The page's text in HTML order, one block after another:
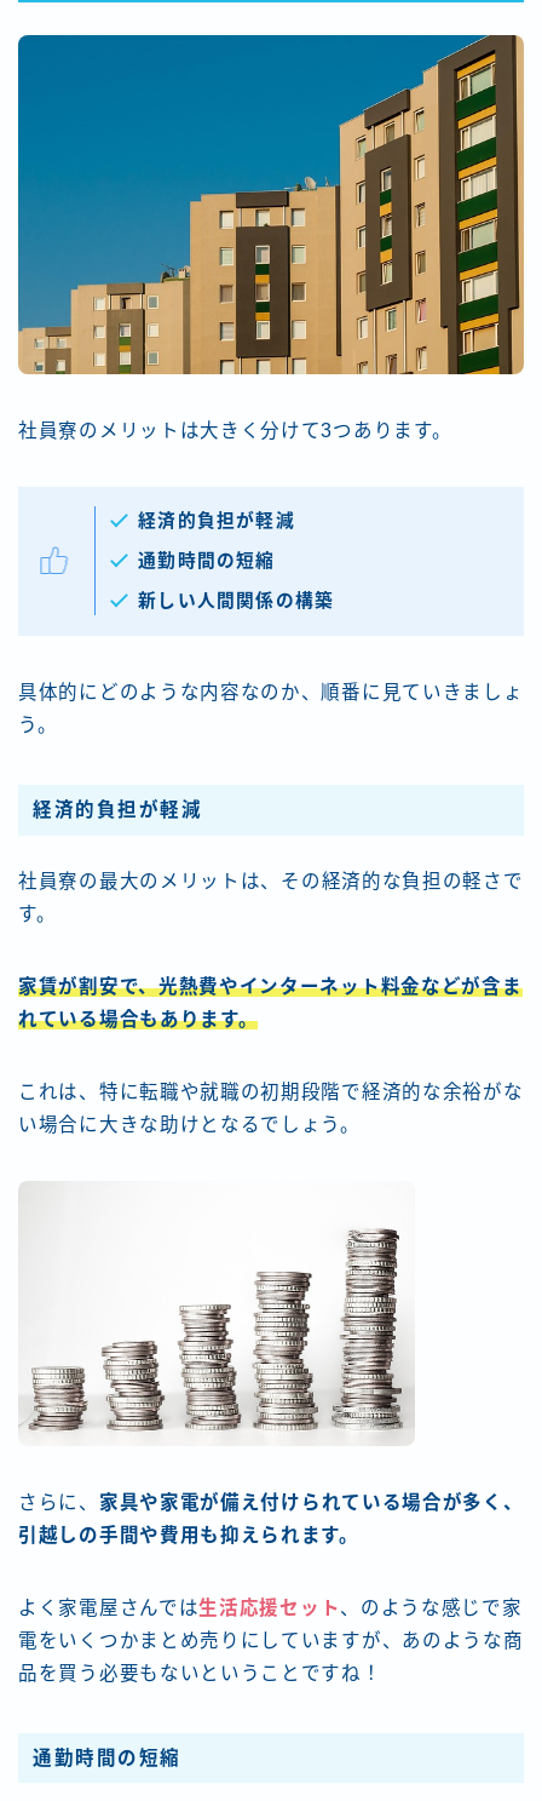
社員寮のメリットは大きく分けて3つあります。
経済的負担が軽減
通勤時間の短縮
新しい人間関係の構築
具体的にどのような内容なのか、順番に見ていきましょ
う。
経済的負担が軽減
社員寮の最大のメリットは、その経済的な負担の軽さ で
す。
家賃が割安で、光熱費やインターネット料金などが含ま
れている場合もあります。
これは、特に転職や就職の初期段階で経済的な余裕がな
い場合に大きな助けとなるでしょう。
さらに、 家具や家電が備え付けられている場合が多く、
引越しの手間や費用も抑えられます。
よく家電屋さんでは生活応援セット、のような感じで家
電をいくつかまとめ売りにしていますが、あのような商
品を買う必要もないということですね！
通勤時間の短縮